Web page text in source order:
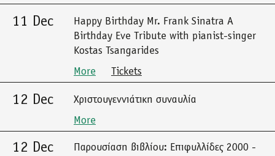
11 Dec
Happy Birthday Mr. Frank Sinatra A
Birthday Eve Tribute with pianist-singer
Kostas Tsangarides
More
Tickets
12 Dec
Χριστουγεννιάτικη συναυλία
More
12 Dec
Παρουσίαση βιβλίου: Επιφυλλίδες 2000 -